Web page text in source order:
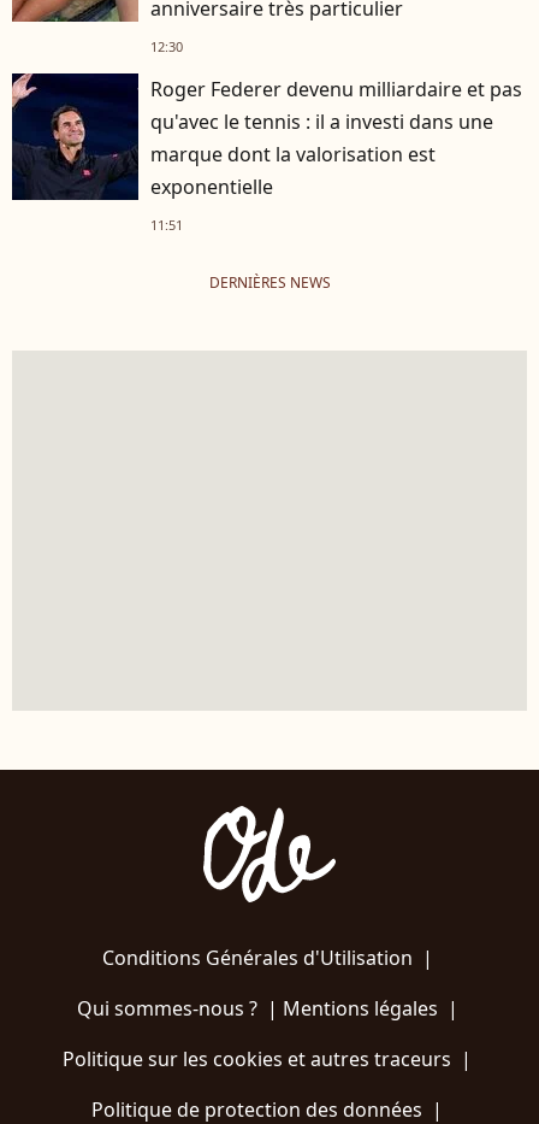
anniversaire très particulier
12:30
Roger Federer devenu milliardaire et pas
qu'avec le tennis : il a investi dans une
marque dont la valorisation est
exponentielle
11:51
DERNIÈRES NEWS
Conditions Générales d'Utilisation |
Qui sommes-nous ?| Mentions légales |
Politique sur les cookies et autres traceurs |
Politique de protection des données |